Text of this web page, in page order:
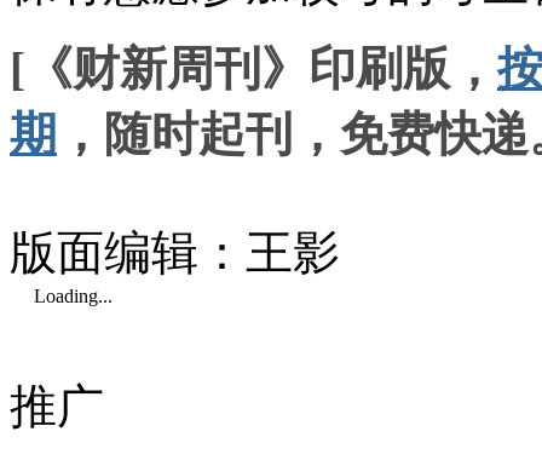
[《财新周刊》印刷版，
期 ，随时起刊，免费快
版面编辑：王影
Loading...
推广